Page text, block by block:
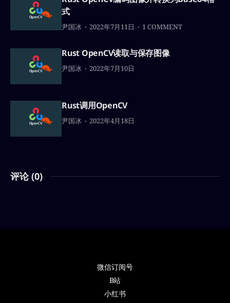
式
尹国冰 2022年7月11日 1 COMMENT
Rust OpenCV读取与保存图像
尹国冰 2022年7月10日
Rust调用OpenCV
尹国冰 2022年4月18日
评论 (0)
微信订阅号
B站
小红书